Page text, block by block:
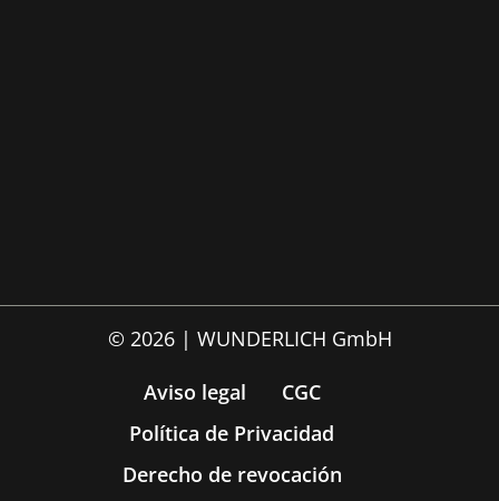
© 2026 | WUNDERLICH GmbH
Aviso legal
CGC
Política de Privacidad
Derecho de revocación